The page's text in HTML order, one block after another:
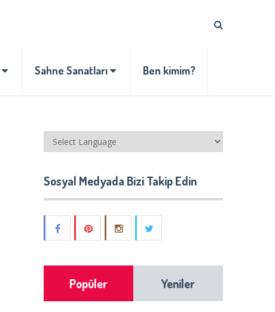
Sahne Sanatları Ben kimim?
Sosyal Medyada Bizi Takip Edin
Popüler Yeniler